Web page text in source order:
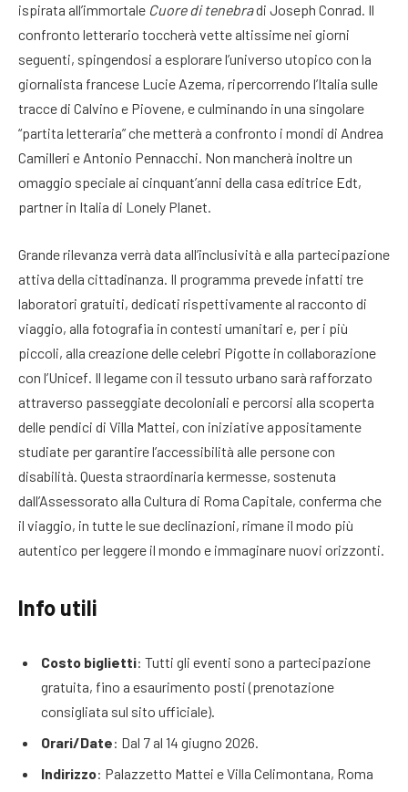
ispirata all’immortale Cuore di tenebradi Joseph Conrad. Il
confronto letterario toccherà vette altissime nei giorni
seguenti, spingendosi a esplorare l’universo utopico con la
giornalista francese Lucie Azema, ripercorrendo l’Italia sulle
tracce di Calvino e Piovene, e culminando in una singolare
“partita letteraria” che metterà a confronto i mondi di Andrea
Camilleri e Antonio Pennacchi. Non mancherà inoltre un
omaggio speciale ai cinquant’anni della casa editrice Edt,
partner in Italia di Lonely Planet.
Grande rilevanza verrà data all’inclusività e alla partecipazione
attiva della cittadinanza . Il programma prevede infatti tre
laboratori gratuiti, dedicati rispettivamente al racconto di
viaggio, alla fotografia in contesti umanitari e, per i più
piccoli, alla creazione delle celebri Pigotte in collaborazione
con l’Unicef . Il legame con il tessuto urbano sarà rafforzato
attraverso passeggiate decoloniali e percorsi alla scoperta
delle pendici di Villa Mattei, con iniziative appositamente
studiate per garantire l’accessibilità alle persone con
disabilità . Questa straordinaria kermesse, sostenuta
dall’Assessorato alla Cultura di Roma Capitale, conferma che
il viaggio, in tutte le sue declinazioni, rimane il modo più
autentico per leggere il mondo e immaginare nuovi orizzonti
Info utili
Costo biglietti: Tutti gli eventi sono a partecipazione
gratuita, fino a esaurimento posti (prenotazione
consigliata sul sito ufficiale).
Orari/Date: Dal 7 al 14 giugno 2026.
Indirizzo: Palazzetto Mattei e Villa Celimontana, Roma